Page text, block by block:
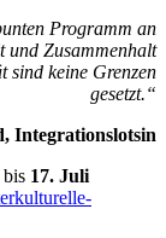
Programm an
und Zusammenhalt
sind keine Grenzen
gesetzt.“
Integrationslotsin
bis 17. Juli